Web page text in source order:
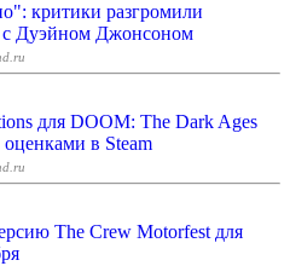
критики разгромили
Дуэйном Джонсоном
для DOOM: The Dark Ages
в Steam
The Crew Motorfest для